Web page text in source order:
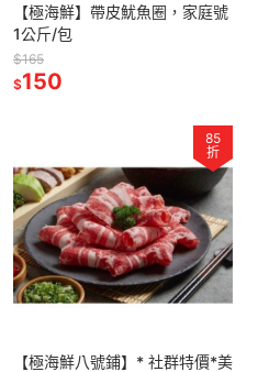
【極海鮮】帶皮魷魚圈，家庭號
1公斤/包
$165
$150
85
折
【極海鮮八號鋪】* 社群特價*美